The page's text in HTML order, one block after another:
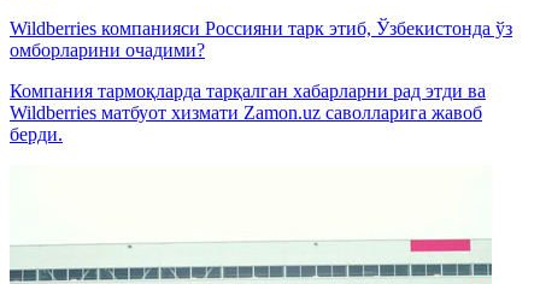
Wildberries компанияси Россияни тарк этиб, Ўзбекистонда ўз
омборларини очадими?
Компания тармоқларда тарқалган хабарларни рад этди ва
Wildberries матбуот хизмати Zamon.uz саволларига жавоб
берди.